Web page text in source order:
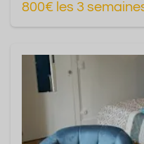
800€ les 3